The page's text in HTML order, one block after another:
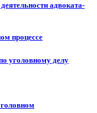
адвоката-
процессе
уголовному делу